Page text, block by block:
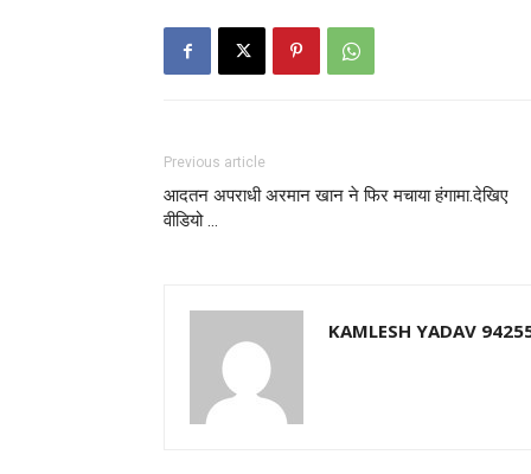
Previous article
आदतन अपराधी अरमान खान ने फिर मचाया हंगामा.देखिए
वीडियो …
KAMLESH YADAV